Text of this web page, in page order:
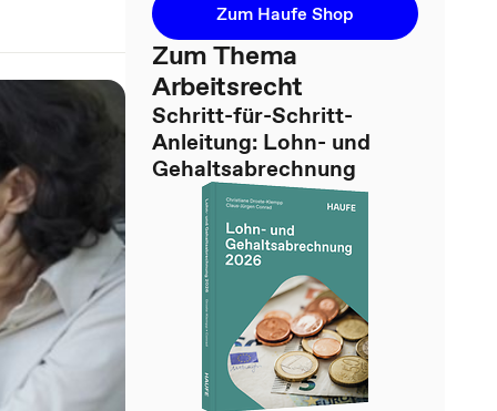
Zum Haufe Shop
Zum Thema
Arbeitsrecht
Schritt-für-Schritt-
Anleitung: Lohn- und
Gehaltsabrechnung